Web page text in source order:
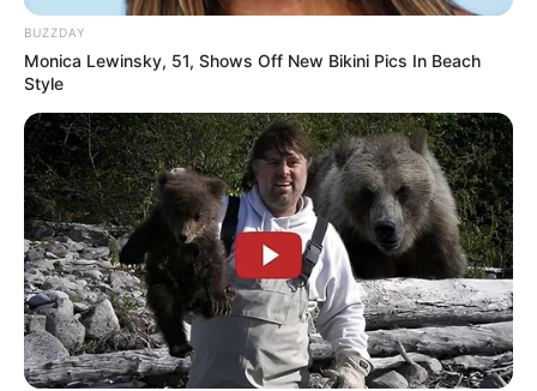
kohësh, e ndoshta ky rrëzim nuk ishte aq i papritur sa
BUZZDAY
Monica Lewinsky, 51, Shows Off New Bikini Pics In Beach
Style